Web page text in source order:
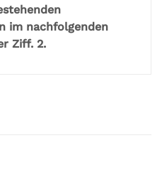
im nachfolgenden
Ziff. 2.